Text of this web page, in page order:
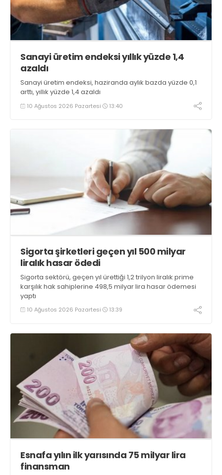
Sanayi üretim endeksi yıllık yüzde 1,4
azaldı
Sanayi üretim endeksi, haziranda aylık bazda yüzde 0,1
arttı, yıllık yüzde 1,4 azaldı
10 Ağustos 2026 Pazartesi 13:40
Sigorta şirketleri geçen yıl 500 milyar
liralık hasar ödedi
Sigorta sektörü, geçen yıl ürettiği 1,2 trilyon liralık prime
karşılık hak sahiplerine 498,5 milyar lira hasar ödemesi
yaptı
10 Ağustos 2026 Pazartesi 13:39
Esnafa yılın ilk yarısında 75 milyar lira
finansman